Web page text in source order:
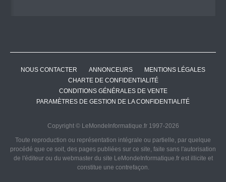
NOUS CONTACTER ANNONCEURS
MENTIONS LÉGALES
CHARTE DE CONFIDENTIALITÉ
CONDITIONS GÉNÉRALES DE VENTE
PARAMÈTRES DE GESTION DE LA CONFIDENTIALITÉ
Copyright © LeMondeInformatique.fr 1997-2026
Toute reproduction ou représentation intégrale ou partielle, par quelque
procédé que ce soit, des pages publiées sur ce site, faite sans l'autorisation
de l'éditeur ou du webmaster du site LeMondeInformatique.fr est illicite et
constitue une contrefaçon.